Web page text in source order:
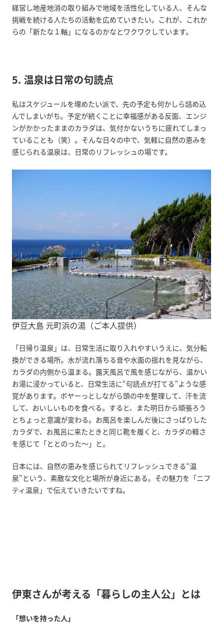
経営し地産地消の取り組みで地域を活性化している人、そんな
挑戦を続ける人たちの活動を広めていきたい。これが、これか
らの「新たな１軸」になるのかなとワクワクしています。
5. 温泉は日常の句読点
私はスケジュールを埋めたい派で、先の予定も何かしら詰め込
んでしまいがち。予定が続くことに幸福感がある反面、エンジ
ンがかかったままのカラダは、気付かないうちに疲れてしまっ
ていることも（笑）。そんな日々の中で、気軽に自然の恵みを
感じられる温泉は、日常のリフレッシュの場です。
伊豆大島 元町浜の湯（ご本人提供）
「日帰り温泉」は、日常生活に取り入れやすいうえに、気分転
換ができる場所。水が流れ落ちる音や水面の揺れを見ながら、
カラダの内側から温まる。露天風呂で風を感じながら、温かい
お湯に浸かっていると、日常生活に“句読点が打てる”ような感
覚があります。ボヤーっとしながら頭の中を整理して、汗を流
して、おいしいものを食べる。すると、また明日から頑張ろう
とちょっと意識が変わる。お風呂を楽しんだ後にさっぱりした
カラダで、お風呂に来たときと同じ靴を履くと、カラダの軽さ
を感じて「ととのった〜」と。
日本には、自然の恵みを感じられてリフレッシュできる“温
泉”という、素敵な文化と場所が身近にある。その魅力を「ニフ
ティ温泉」で伝えていきたいですね。
伊東さんが考える「暮らしの主人公」とは
「想いを持った人」